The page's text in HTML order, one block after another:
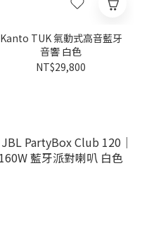
Kanto TUK 氣動式高音藍牙
音響 白色
NT$29,800